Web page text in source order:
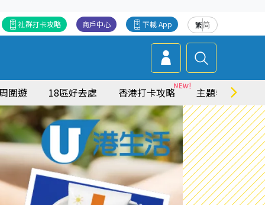
繁简
下載 App
商戶中心
社群打卡攻略
圍遊 18區好去處 香港打卡攻略 主題特集